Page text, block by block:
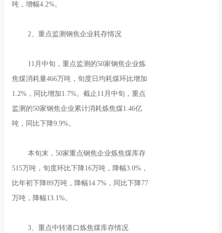
吨，增幅4.2%。
2、重点监测钢焦企业耗存情况
11月中旬，重点监测的50家钢焦企业炼
焦煤消耗量466万吨，旬度日均耗煤环比增加
1.2%，同比增加1.7%。截止11月中旬，重点
监测的50家钢焦企业累计消耗炼焦煤1.46亿
吨，同比下降9.9%。
本旬末，50家重点钢焦企业炼焦煤库存
515万吨，旬度环比下降16万吨，降幅3.0%，
比年初下降89万吨，降幅14.7%，同比下降77
万吨，降幅13.1%。
3、重点中转港口炼焦煤库存情况